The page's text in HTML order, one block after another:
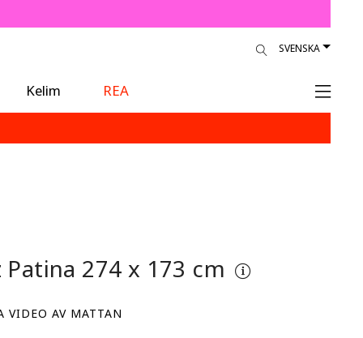
SVENSKA
Kelim
REA
Patina 274 x 173 cm
VIDEO AV MATTAN